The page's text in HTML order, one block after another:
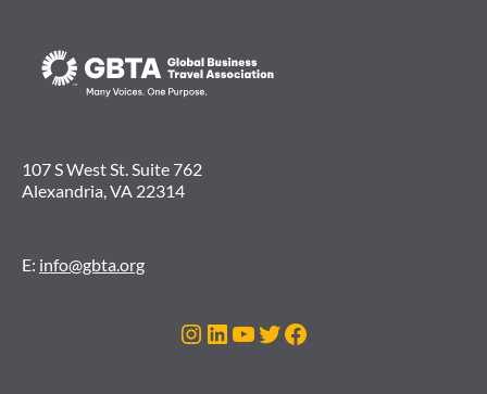
107 S West St. Suite 762
Alexandria, VA 22314
E: info@gbta.org
Instagram
LinkedIn
Youtube
Twitter
Facebook